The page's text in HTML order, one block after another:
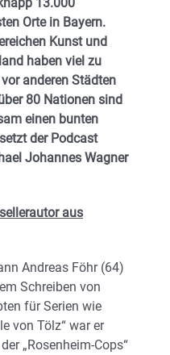
Orte in Bayern.
Kunst und
haben viel zu
anderen Städten
80 Nationen sind
einen bunten
der Podcast
Johannes Wagner
aus
Andreas Föhr (64)
Schreiben von
für Serien wie
von Tölz“ war er
„Rosenheim-Cops“